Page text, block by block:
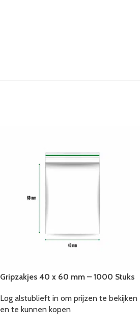
Gripzakjes 40 x 60 mm – 1000 Stuks
Log alstublieft in om prijzen te bekijken
en te kunnen kopen